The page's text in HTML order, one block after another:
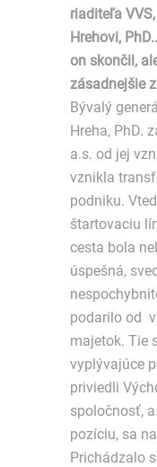
riaditeľa
Hrehovi,
on skončil,
zásadnejšie
Bývalý
Hreha, PhD.
a.s. od jej
vznikla
podniku.
štartovaciu
cesta bola
úspešná,
podarilo od
majetok. Tie
vyplývajúce
priviedli
spoločnosť,
pozíciu, sa
Prichádzalo